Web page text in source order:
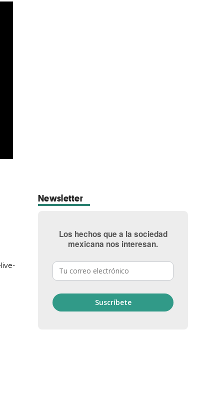
Newsletter
Los hechos que a la sociedad
mexicana nos interesan.